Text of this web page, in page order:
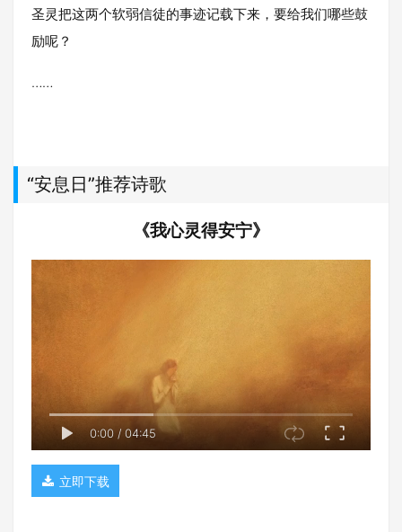
圣灵把这两个软弱信徒的事迹记载下来，要给我们哪些鼓
励呢？
……
“安息日”推荐诗歌
《我心灵得安宁》
0:00/ 04:45
立即下载